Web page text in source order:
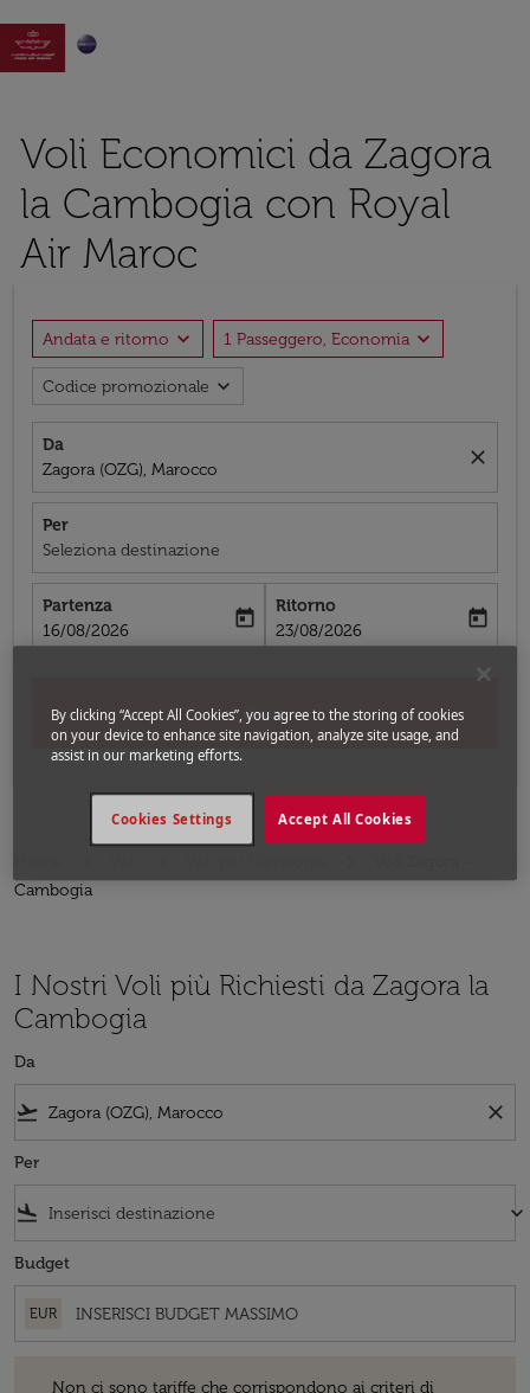

Voli Economici da Zagora
la Cambogia con Royal
Air Maroc
Andata e ritorno expand_more 1 Passeggero, Economia expand_more
Codice promozionale expand_more
Da
Zagora (OZG), Marocco
close
Per
Seleziona destinazione
Partenza
fc-booking-departure-date-aria-label
16/08/2026
today
Ritorno
fc-booking-return-date-aria-label
23/08/2026
today
Cerca
Cambogia
I Nostri Voli più Richiesti da Zagora la
Cambogia
Da
flight_takeoff close
Per
flight_land keyboard_arrow_down
Budget
EUR
Non ci sono tariffe che corrispondono ai criteri di
By clicking “Accept All Cookies”, you agree to the storing of cookies
on your device to enhance site navigation, analyze site usage, and
assist in our marketing efforts.
Accept All Cookies
Cookies Settings